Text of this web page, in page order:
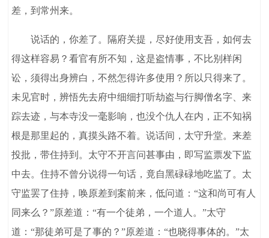
差，到常州来。
说话的，你差了。隔府关提，尽好使用支吾，如何去
得这样容易？看官有所不知，这是盗情事，不比别样闲
讼，须得出身辨白，不然怎得许多使用？所以只得来了。
未见官时，辨悟先去府中细细打听劫盗与行脚僧名字、来
踪去迹，与本寺没一毫影响，也没个仇人在内，正不知祸
根是那里起的，真摸头路不着。说话间，太守升堂。来差
投批，带住持到。太守不开言问甚事由，即写监票发下监
中去。住持不曾分说得一句话，竟自黑碌碌地吃监了。太
守监罢了住持，唤原差到案前来，低问道：“这和尚可有人
同来么？”原差道：“有一个徒弟，一个道人。”太守
道：“那徒弟可是了事的？”原差道：“也晓得事体的。”太